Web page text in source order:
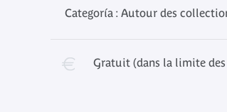
Categoría : Autour des
Gratuit (dans la limite